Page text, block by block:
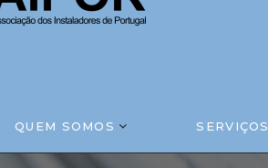
QUEM SOMOS SERVIÇOS